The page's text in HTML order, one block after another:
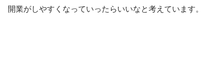
開業がしやすくなっていったらいいなと考えています。